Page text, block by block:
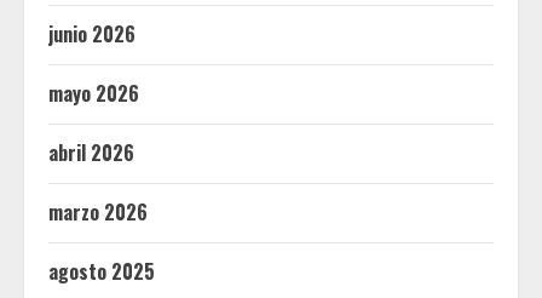
junio 2026
mayo 2026
abril 2026
marzo 2026
agosto 2025